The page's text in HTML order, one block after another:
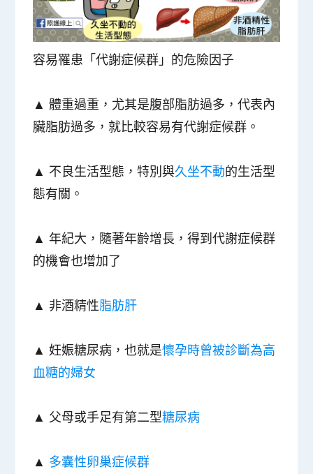
容易罹患「代謝症候群」的危險因子
▲ 體重過重，尤其是腹部脂肪過多 ，代表內
臟脂肪過多，就比較容易有代謝症候群。
▲ 不良生活型態，特別與久坐不動的生活型
態有關。
▲ 年紀大，隨著年齡增長，得到代謝症候群
的機會也增加了
▲ 非酒精性脂肪肝
▲ 妊娠糖尿病，也就是懷孕時曾被診斷為高
血糖的婦女
▲ 父母或手足有第二型糖尿病
▲ 多囊性卵巢症候群